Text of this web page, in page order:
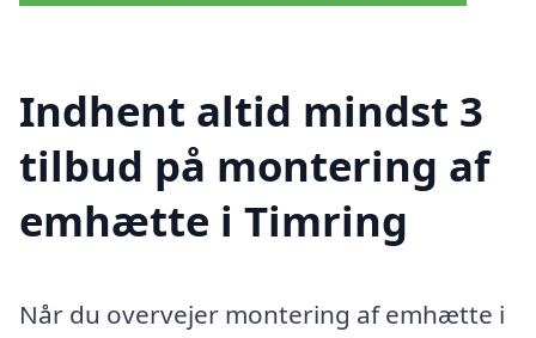
Indhent altid mindst 3
tilbud på montering af
emhætte i Timring
Når du overvejer montering af emhætte i